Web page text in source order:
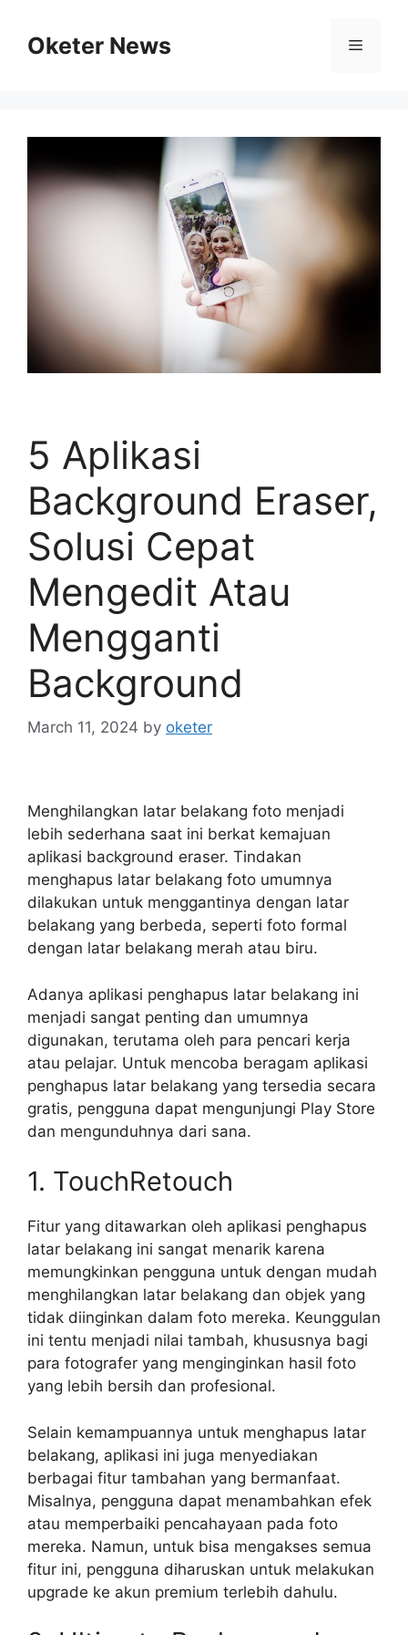
contentOketer News Menu
5 Aplikasi
Background Eraser,
Solusi Cepat
Mengedit Atau
Mengganti
Background
March 11, 2024 by oketer
Menghilangkan latar belakang foto menjadi
lebih sederhana saat ini berkat kemajuan
aplikasi background eraser. Tindakan
menghapus latar belakang foto umumnya
dilakukan untuk menggantinya dengan latar
belakang yang berbeda, seperti foto formal
dengan latar belakang merah atau biru.
Adanya aplikasi penghapus latar belakang ini
menjadi sangat penting dan umumnya
digunakan, terutama oleh para pencari kerja
atau pelajar. Untuk mencoba beragam aplikasi
penghapus latar belakang yang tersedia secara
gratis, pengguna dapat mengunjungi Play Store
dan mengunduhnya dari sana.
1. TouchRetouch
Fitur yang ditawarkan oleh aplikasi penghapus
latar belakang ini sangat menarik karena
memungkinkan pengguna untuk dengan mudah
menghilangkan latar belakang dan objek yang
tidak diinginkan dalam foto mereka. Keunggulan
ini tentu menjadi nilai tambah, khususnya bagi
para fotografer yang menginginkan hasil foto
yang lebih bersih dan profesional.
Selain kemampuannya untuk menghapus latar
belakang, aplikasi ini juga menyediakan
berbagai fitur tambahan yang bermanfaat.
Misalnya, pengguna dapat menambahkan efek
atau memperbaiki pencahayaan pada foto
mereka. Namun, untuk bisa mengakses semua
fitur ini, pengguna diharuskan untuk melakukan
upgrade ke akun premium terlebih dahulu.